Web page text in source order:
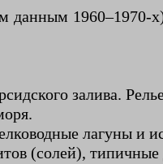
данным
залива.
лагуны и
(солей),